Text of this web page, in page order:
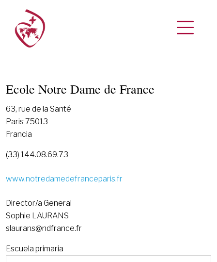
Ecole Notre Dame de France
63, rue de la Santé
Paris 75013
Francia
(33) 144.08.69.73
www.notredamedefranceparis.fr
Director/a General
Sophie LAURANS
slaurans@ndfrance.fr
Escuela primaria